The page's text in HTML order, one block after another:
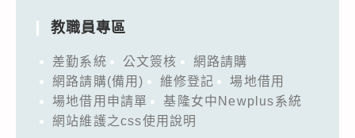
教職員專區
差勤系統 公文簽核
網路請購
網路請購(備用)
維修登記
場地借用
場地借用申請單
基隆女中Newplus系統
網站維護之css使用說明